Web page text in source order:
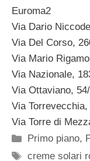
Euroma2
Via Dario
Via Del Corso,
Via Mario
Via Nazionale,
Via Ottaviano,
Via Torrevecchia,
Via Torre di
Categorie
Primo piano,
Tag
creme solari